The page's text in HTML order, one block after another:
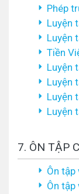
Phép
Luyện
Luyện
Tiền
Luyện
Luyện
Luyện
Luyện
7. ÔN TẬP
Ôn
Ôn